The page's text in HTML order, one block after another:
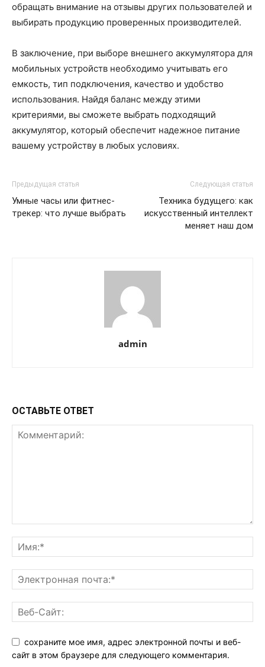
обращать внимание на отзывы других пользователей и
выбирать продукцию проверенных производителей.
В заключение, при выборе внешнего аккумулятора для
мобильных устройств необходимо учитывать его
емкость, тип подключения, качество и удобство
использования. Найдя баланс между этими
критериями, вы сможете выбрать подходящий
аккумулятор, который обеспечит надежное питание
вашему устройству в любых условиях.
Предыдущая статья
Умные часы или фитнес-
трекер: что лучше выбрать
Следующая статья
Техника будущего: как
искусственный интеллект
меняет наш дом
admin
ОСТАВЬТЕ ОТВЕТ
сохраните мое имя, адрес электронной почты и веб-
сайт в этом браузере для следующего комментария.